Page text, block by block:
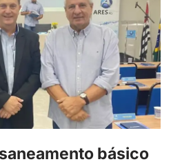
básico